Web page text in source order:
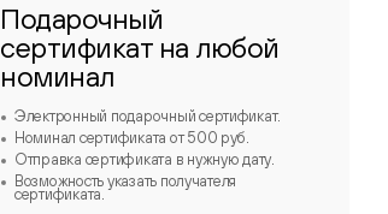
Подарочный
сертификат на любой
номинал
Электронный подарочный сертификат.
Номинал сертификата от 500 руб.
Отправка сертификата в нужную дату.
Возможность указать получателя
сертификата.